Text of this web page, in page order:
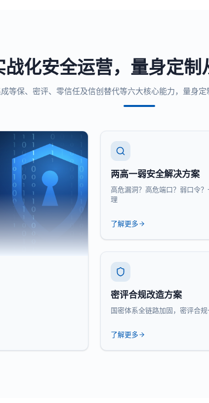
化安全运营，量身定
等保、密评、零信任及信创替代等六大核心能力，量身
两高一弱安全解决方案
高危漏洞？高危端口？弱口令
理
了解更多
密评合规改造方案
国密体系全链路加固，密评合
了解更多